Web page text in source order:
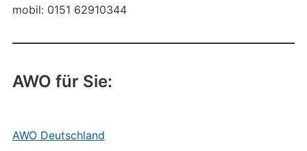
mobil: 0151 62910344
AWO für Sie:
AWO Deutschland